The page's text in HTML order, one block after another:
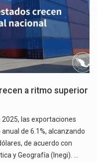
a ritmo superior
las exportaciones
de 6.1%, alcanzando
de acuerdo con
y Geografía (Inegi). …